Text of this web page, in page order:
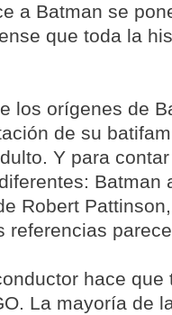
a Batman se
que toda la
los orígenes de
de su
Y para
Batman
Robert
referencias
hace
La mayoría de